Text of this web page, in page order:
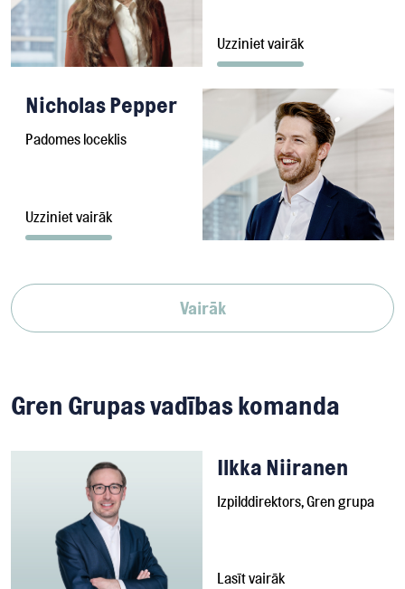
Uzziniet vairāk
Nicholas Pepper
Padomes loceklis
Uzziniet vairāk
Vairāk
Gren Grupas vadības komanda
Ilkka Niiranen
Izpilddirektors, Gren grupa
Lasīt vairāk